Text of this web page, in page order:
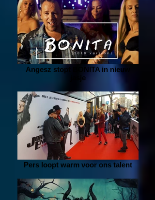
Angesz stopt BONITA in nieuw
jasje
Pers loopt warm voor ons talent